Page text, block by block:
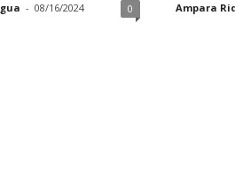
- 08/16/2024 0 Ampara